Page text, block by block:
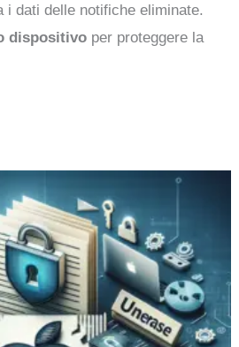
i dati delle notifiche eliminate.
dispositivo per proteggere la